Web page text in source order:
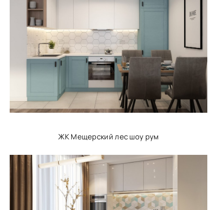
ЖК Мещерский лес шоу рум